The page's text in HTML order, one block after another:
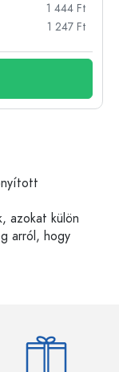
1 444 Ft
1 247 Ft
azokat külön
arról, hogy